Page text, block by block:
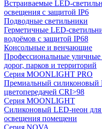
Встраиваемые LED-
освещения с защитой IP6
Подводные светильники
Герметичные LED-
водоёмов с защитой IP68
Консольные и венчающие
Профессиональные
дорог, парков и территорий
Серия MOONLIGHT PRO
Премиальный силиконовый
цветопередачей CRI>98
Серия MOONLIGHT
Силиконовый LED-неон для
освещения помещени
Серия NOVA